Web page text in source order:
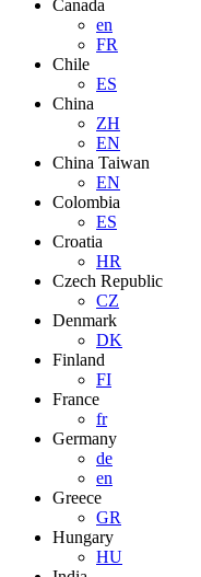
Canada
en
FR
Chile
ES
China
ZH
EN
China Taiwan
EN
Colombia
ES
Croatia
HR
Czech Republic
CZ
Denmark
DK
Finland
FI
France
fr
Germany
de
en
Greece
GR
Hungary
HU